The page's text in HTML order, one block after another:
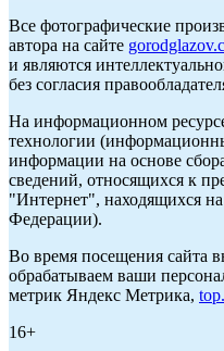
Все фотографические
автора на сайте
и являются
без согласия
На информационном
технологии
информации на основе
сведений, относящихся к
"Интернет", находящихся
Федерации).
Во время посещения сайта
обрабатываем ваши
метрик Яндекс Метрика,
16+